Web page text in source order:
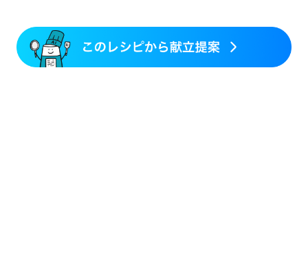
味の感じ方が変わった
関節リウマチ
乾癬
フレイル（年齢に合わせた体作り）
貧血対策